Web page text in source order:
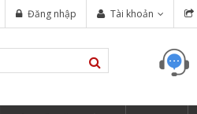
Tài khoản
Đăng nhập